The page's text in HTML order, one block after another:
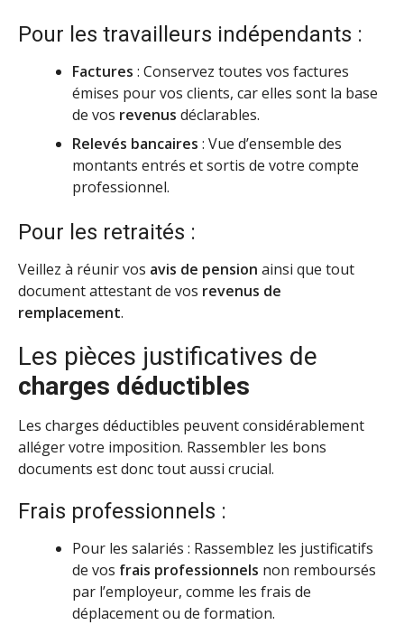
Pour les travailleurs indépendants :
Factures : Conservez toutes vos factures
émises pour vos clients, car elles sont la base
de vos revenus déclarables.
Relevés bancaires : Vue d’ensemble des
montants entrés et sortis de votre compte
professionnel.
Pour les retraités :
Veillez à réunir vos avis de pension ainsi que tout
document attestant de vos revenus de
remplacement.
Les pièces justificatives de
charges déductibles
Les charges déductibles peuvent considérablement
alléger votre imposition. Rassembler les bons
documents est donc tout aussi crucial.
Frais professionnels :
Pour les salariés : Rassemblez les justificatifs
de vos frais professionnels non remboursés
par l’employeur, comme les frais de
déplacement ou de formation.